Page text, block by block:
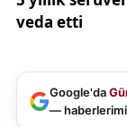
Google'da
—